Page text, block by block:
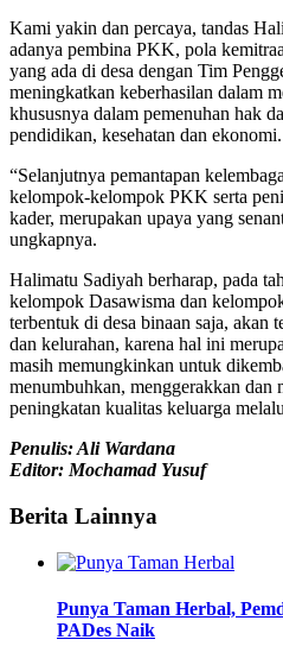
Kami yakin dan percaya, tandas
adanya pembina PKK, pola
yang ada di desa dengan Tim
meningkatkan keberhasilan dalam
khususnya dalam pemenuhan hak
pendidikan, kesehatan dan ekonomi.
“Selanjutnya pemantapan
kelompok-kelompok PKK serta
kader, merupakan upaya yang
ungkapnya.
Halimatu Sadiyah berharap, pada
kelompok Dasawisma dan
terbentuk di desa binaan saja, akan
dan kelurahan, karena hal ini
masih memungkinkan untuk
menumbuhkan, menggerakkan dan
peningkatan kualitas keluarga
Penulis: Ali Wardana
Editor: Mochamad Yusuf
Berita Lainnya
Punya Taman Herbal,
PADes Naik